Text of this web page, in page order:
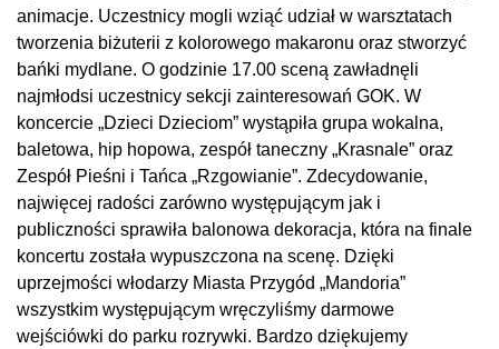
animacje. Uczestnicy mogli wziąć udział w warsztatach
tworzenia biżuterii z kolorowego makaronu oraz stworzyć
bańki mydlane. O godzinie 17.00 sceną zawładnęli
najmłodsi uczestnicy sekcji zainteresowań GOK. W
koncercie „Dzieci Dzieciom” wystąpiła grupa wokalna,
baletowa, hip hopowa, zespół taneczny „Krasnale” oraz
Zespół Pieśni i Tańca „Rzgowianie”. Zdecydowanie,
najwięcej radości zarówno występującym jak i
publiczności sprawiła balonowa dekoracja, która na finale
koncertu została wypuszczona na scenę. Dzięki
uprzejmości włodarzy Miasta Przygód „Mandoria”
wszystkim występującym wręczyliśmy darmowe
wejściówki do parku rozrywki. Bardzo dziękujemy